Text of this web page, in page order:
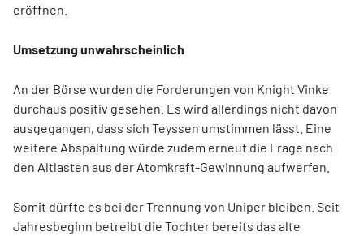
eröffnen.
Umsetzung unwahrscheinlich
An der Börse wurden die Forderungen von Knight Vinke
durchaus positiv gesehen. Es wird allerdings nicht davon
ausgegangen, dass sich Teyssen umstimmen lässt. Eine
weitere Abspaltung würde zudem erneut die Frage nach
den Altlasten aus der Atomkraft-Gewinnung aufwerfen.
Somit dürfte es bei der Trennung von Uniper bleiben. Seit
Jahresbeginn betreibt die Tochter bereits das alte